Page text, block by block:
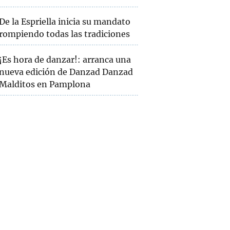
la Espriella inicia su mandato
todas las tradiciones
hora de danzar!: arranca una
edición de Danzad Danzad
en Pamplona